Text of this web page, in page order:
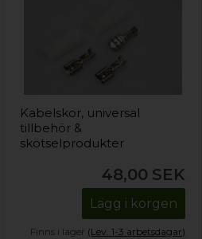
Kabelskor, universal
tillbehör &
skötselprodukter
48,00 SEK
Lägg i korgen
Finns i lager (Lev. 1-3 arbetsdagar)